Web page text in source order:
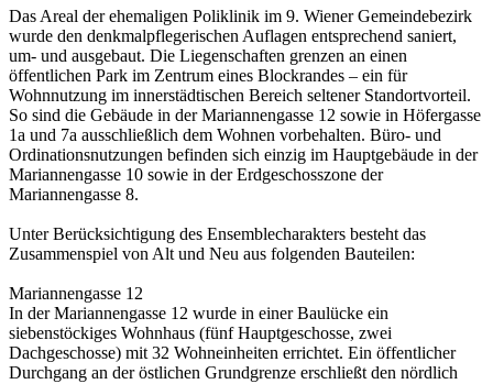
Das Areal der ehemaligen Poliklinik im 9. Wiener Gemeindebezirk
wurde den denkmalpflegerischen Auflagen entsprechend saniert,
um- und ausgebaut. Die Liegenschaften grenzen an einen
öffentlichen Park im Zentrum eines Blockrandes – ein für
Wohnnutzung im innerstädtischen Bereich seltener Standortvorteil.
So sind die Gebäude in der Mariannengasse 12 sowie in Höfergasse
1a und 7a ausschließlich dem Wohnen vorbehalten. Büro- und
Ordinationsnutzungen befinden sich einzig im Hauptgebäude in der
Mariannengasse 10 sowie in der Erdgeschosszone der
Mariannengasse 8.
Unter Berücksichtigung des Ensemblecharakters besteht das
Zusammenspiel von Alt und Neu aus folgenden Bauteilen:
Mariannengasse 12
In der Mariannengasse 12 wurde in einer Baulücke ein
siebenstöckiges Wohnhaus (fünf Hauptgeschosse, zwei
Dachgeschosse) mit 32 Wohneinheiten errichtet. Ein öffentlicher
Durchgang an der östlichen Grundgrenze erschließt den nördlich